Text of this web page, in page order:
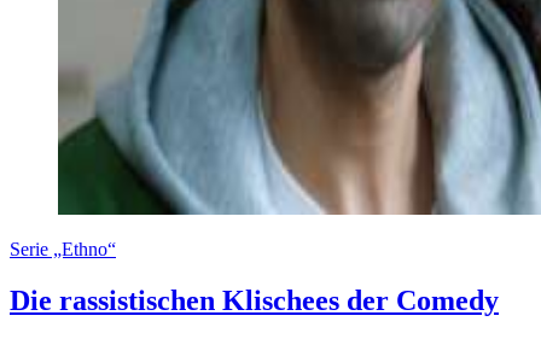
Serie „Ethno“
Die rassistischen Klischees der Comedy